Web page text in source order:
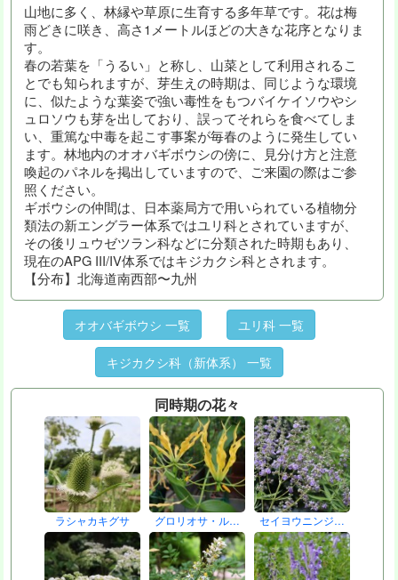
山地に多く、林縁や草原に生育する多年草です。花は梅
雨どきに咲き、高さ1メートルほどの大きな花序となりま
す。
春の若葉を「うるい」と称し、山菜として利用されるこ
とでも知られますが、芽生えの時期は、同じような環境
に、似たような葉姿で強い毒性をもつバイケイソウやシ
ュロソウも芽を出しており、誤ってそれらを食べてしま
い、重篤な中毒を起こす事案が毎春のように発生してい
ます。林地内のオオバギボウシの傍に、見分け方と注意
喚起のパネルを掲出していますので、ご来園の際はご参
照ください。
ギボウシの仲間は、日本薬局方で用いられている植物分
類法の新エングラー体系ではユリ科とされていますが、
その後リュウゼツラン科などに分類された時期もあり、
現在のAPG III/IV体系ではキジカクシ科とされます。
【分布】北海道南西部〜九州
オオバギボウシ 一覧 ユリ科 一覧
キジカクシ科（新体系） 一覧
同時期の花々
ラシャカキグサ グロリオサ・ル… セイヨウニンジ…